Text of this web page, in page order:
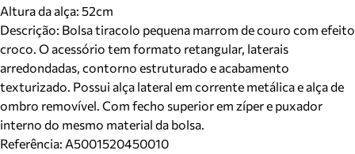
Altura da alça: 52cm
Descrição: Bolsa tiracolo pequena marrom de couro com efeito
croco. O acessório tem formato retangular, laterais
arredondadas, contorno estruturado e acabamento
texturizado. Possui alça lateral em corrente metálica e alça de
ombro removível. Com fecho superior em zíper e puxador
interno do mesmo material da bolsa.
Referência: A5001520450010